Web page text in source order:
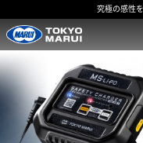
究極の感性